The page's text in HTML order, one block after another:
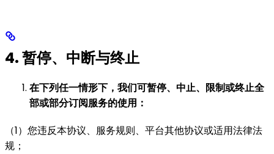
4. 暂停、中断与终止
在下列任一情形下，我们可暂停、中止、限制或终止全
部或部分订阅服务的使用：
（1）您违反本协议、服务规则、平台其他协议或适用法律法
规；